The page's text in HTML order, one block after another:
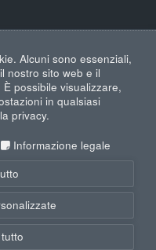
Alcuni sono essenziali,
nostro sito web e il
possibile visualizzare,
in qualsiasi
privacy.
Informazione legale